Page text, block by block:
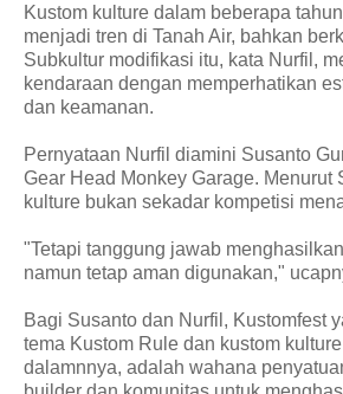
Kustom kulture dalam beberapa
menjadi tren di Tanah Air, bahkan
Subkultur modifikasi itu, kata Nurfil,
kendaraan dengan memperhatikan
dan keamanan.
Pernyataan Nurfil diamini Susanto
Gear Head Monkey Garage. Menurut
kulture bukan sekadar kompetisi
"Tetapi tanggung jawab
namun tetap aman digunakan,"
Bagi Susanto dan Nurfil, Kustomfest
tema Kustom Rule dan kustom
dalamnnya, adalah wahana